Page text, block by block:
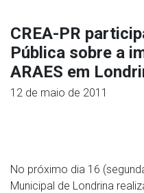
CREA-PR
Pública sobre a
ARAES em
12 de maio de 2011
No próximo dia 16
Municipal de Londrina